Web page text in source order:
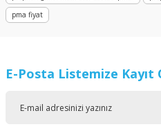
pma fiyat
E-Posta Listemize Kayıt